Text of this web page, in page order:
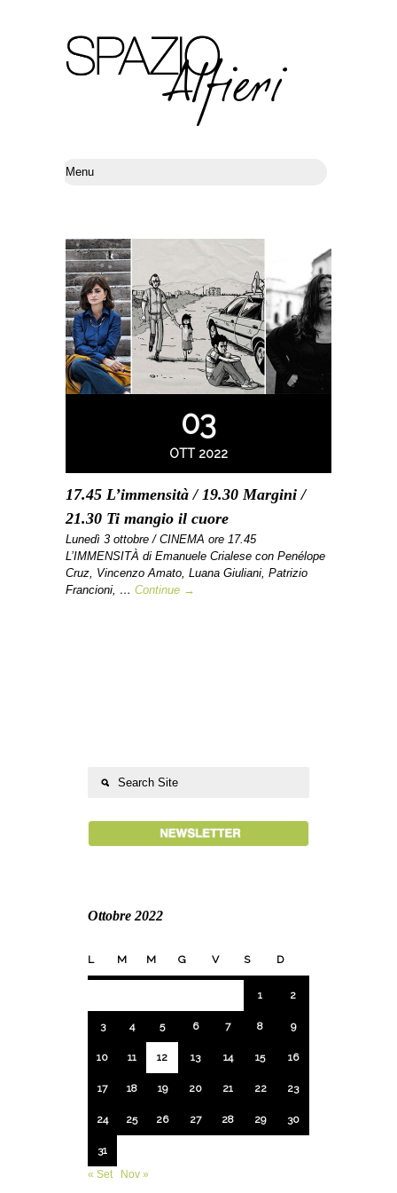
03
OTT 2022
17.45 L’immensità / 19.30 Margini /
21.30 Ti mangio il cuore
Lunedì 3 ottobre / CINEMA ore 17.45
L’IMMENSITÀ di Emanuele Crialese con Penélope
Cruz, Vincenzo Amato, Luana Giuliani, Patrizio
Francioni, … Continue →
Ottobre 2022
L M M G V S D
1 2
3 4 5 6 7 8 9
10 11 12 13 14 15 16
17 18 19 20 21 22 23
24 25 26 27 28 29 30
31
« Set
Nov »